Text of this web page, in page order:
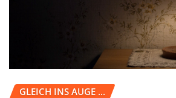
GLEICH INS AUGE ...